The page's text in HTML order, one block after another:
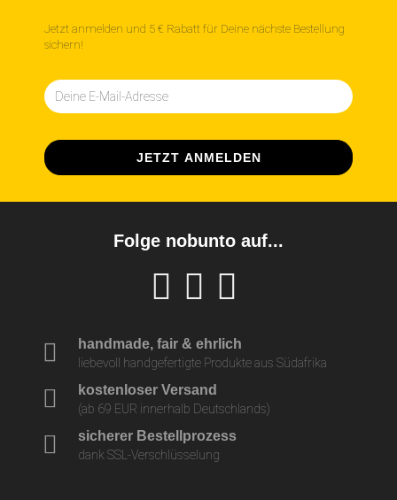
Jetzt anmelden und 5 € Rabatt für Deine nächste Bestellung
sichern!
Folge nobunto auf...
handmade, fair & ehrlich
liebevoll handgefertigte Produkte aus Südafrika
kostenloser Versand
(ab 69 EUR innerhalb Deutschlands)
sicherer Bestellprozess
dank SSL-Verschlüsselung